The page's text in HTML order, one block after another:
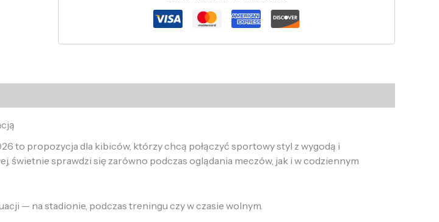
to propozycja dla kibiców, którzy chcą połączyć sportowy styl z wygodą i
sprawdzi się zarówno podczas oglądania meczów, jak i w codziennym
— na stadionie, podczas treningu czy w czasie wolnym.